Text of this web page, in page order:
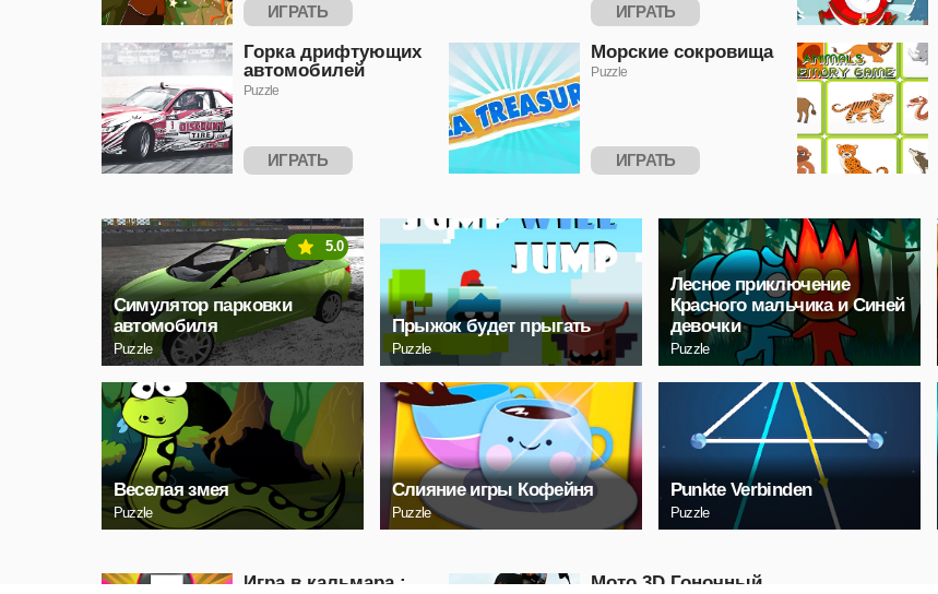
ИГРАТЬ ИГРАТЬ
Горка дрифтующих
автомобилей
Puzzle
ИГРАТЬ
Морские сокровища
Puzzle
ИГРАТЬ
Симулятор парковки
автомобиля
Puzzle
5.0
Прыжок будет прыгать
Puzzle
Лесное приключение
Красного мальчика и Синей
девочки
Puzzle
Веселая змея
Puzzle
Слияние игры Кофейня
Puzzle
Punkte Verbinden
Puzzle
Игра в кальмара :
Мото 3D Гоночный